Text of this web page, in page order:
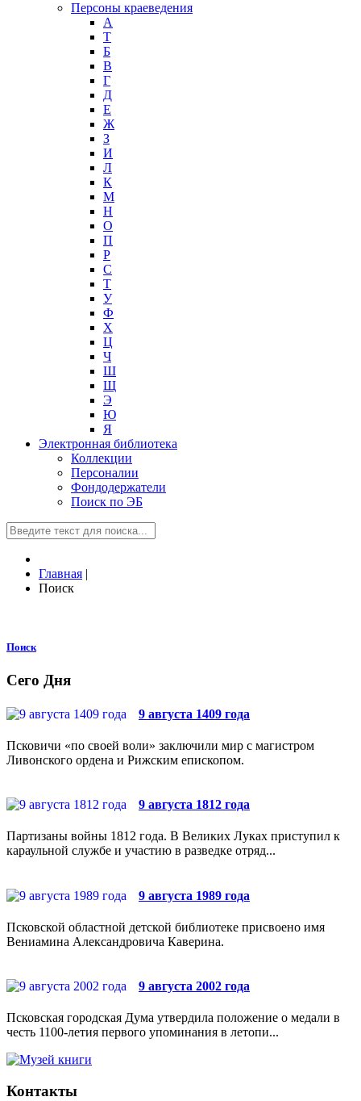
Персоны краеведения
А
T
Б
В
Г
Д
Е
Ж
З
И
Л
К
М
Н
О
П
Р
С
Т
У
Ф
Х
Ц
Ч
Ш
Щ
Э
Ю
Я
Электронная библиотека
Коллекции
Персоналии
Фондодержатели
Поиск по ЭБ
Главная |
Поиск
Поиск
Сего Дня
9 августа 1409 года
Псковичи «по своей воли» заключили мир с магистром
Ливонского ордена и Рижским епископом.
9 августа 1812 года
Партизаны войны 1812 года. В Великих Луках приступил к
караульной службе и участию в разведке отряд...
9 августа 1989 года
Псковской областной детской библиотеке присвоено имя
Вениамина Александровича Каверина.
9 августа 2002 года
Псковская городская Дума утвердила положение о медали в
честь 1100-летия первого упоминания в летопи...
Контакты